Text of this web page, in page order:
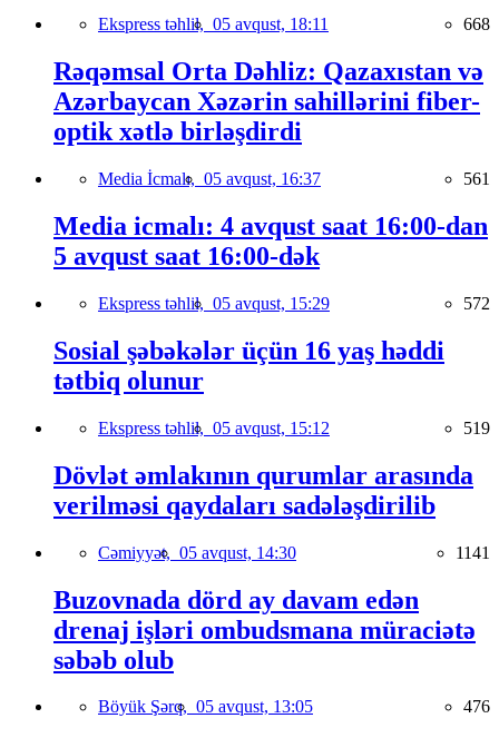
Ekspress təhlil, 05 avqust, 18:11 668
Rəqəmsal Orta Dəhliz: Qazaxıstan və
Azərbaycan Xəzərin sahillərini fiber-
optik xətlə birləşdirdi
Media İcmalı, 05 avqust, 16:37 561
Media icmalı: 4 avqust saat 16:00-dan
5 avqust saat 16:00-dək
Ekspress təhlil, 05 avqust, 15:29 572
Sosial şəbəkələr üçün 16 yaş həddi
tətbiq olunur
Ekspress təhlil, 05 avqust, 15:12 519
Dövlət əmlakının qurumlar arasında
verilməsi qaydaları sadələşdirilib
Cəmiyyət, 05 avqust, 14:30 1141
Buzovnada dörd ay davam edən
drenaj işləri ombudsmana müraciətə
səbəb olub
Böyük Şərq, 05 avqust, 13:05 476